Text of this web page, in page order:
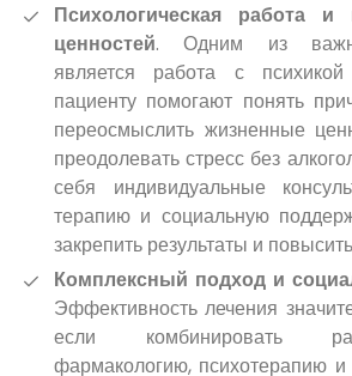
Психологическая работа и
ценностей. Одним из
является работа с
пациенту помогают понять
переосмыслить жизненные
преодолевать стресс без
себя индивидуальные
терапию и социальную
закрепить результаты и
Комплексный подход и
Эффективность лечения
если комбинировать
фармакологию, психотерапию и